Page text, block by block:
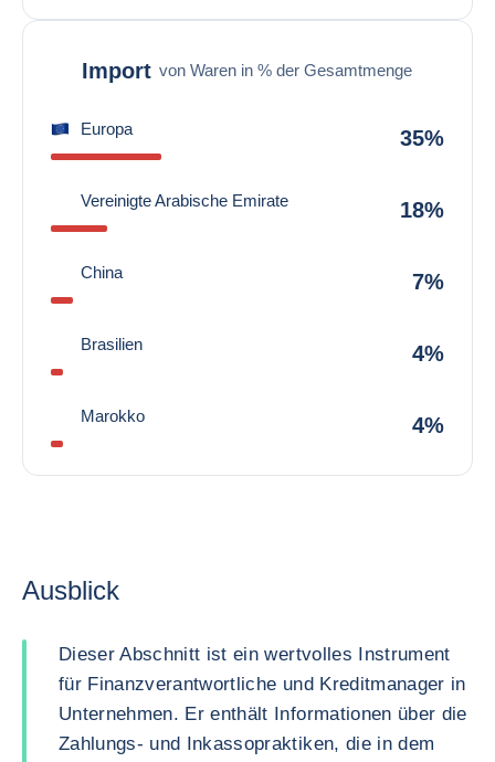
Import von Waren in % der Gesamtmenge
Europa 35%
Vereinigte Arabische Emirate 18%
China 7%
Brasilien 4%
Marokko 4%
Ausblick
Dieser Abschnitt ist ein wertvolles Instrument
für Finanzverantwortliche und Kreditmanager in
Unternehmen. Er enthält Informationen über die
Zahlungs- und Inkassopraktiken, die in dem